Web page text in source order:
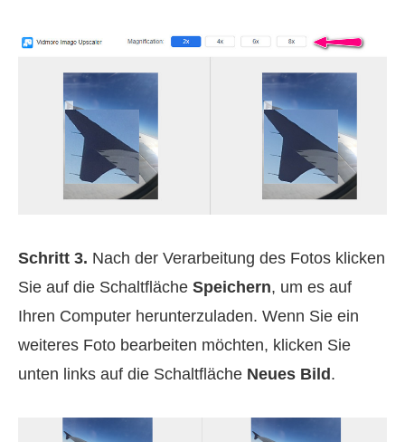
Schritt 3. Nach der Verarbeitung des Fotos klicken
Sie auf die Schaltfläche Speichern, um es auf
Ihren Computer herunterzuladen. Wenn Sie ein
weiteres Foto bearbeiten möchten, klicken Sie
unten links auf die Schaltfläche Neues Bild.